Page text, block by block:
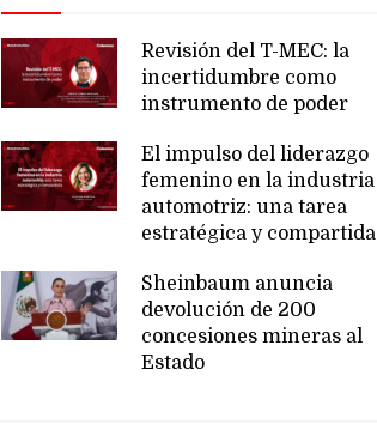
Revisión del T-MEC: la
incertidumbre como
instrumento de poder
El impulso del liderazgo
femenino en la industria
automotriz: una tarea
estratégica y compartida
Sheinbaum anuncia
devolución de 200
concesiones mineras al
Estado